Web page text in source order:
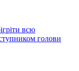
всю
голови